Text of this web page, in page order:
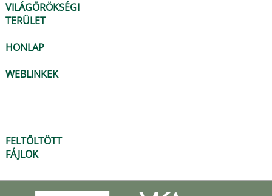
VILÁGÖRÖKSÉGI
TERÜLET
HONLAP
WEBLINKEK
FELTÖLTÖTT
FÁJLOK